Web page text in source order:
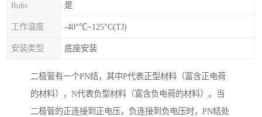
Rohs 是
工作温度 -40°℃~125°C(TJ)
安装类型 底座安装
二极管有一个PN结，其中P代表正型材料（富含正电荷
的材料），N代表负型材料（富含负电荷的材料）。当
二极管的正连接到正电压，负连接到负电压时，PN结处